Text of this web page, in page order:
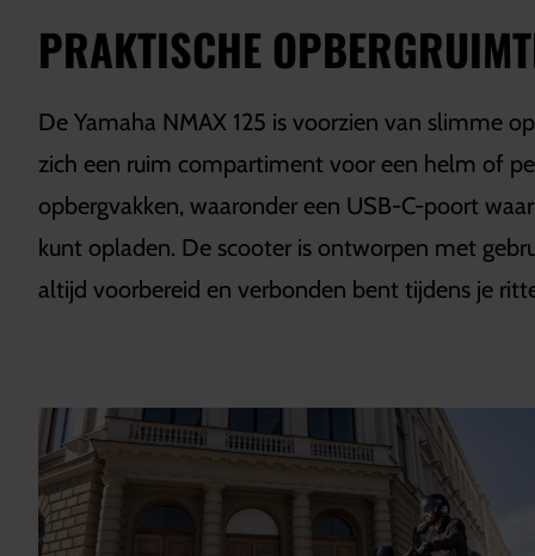
PRAKTISCHE
De Yamaha NMAX 125 is voorzien van slimme
zich een ruim compartiment voor een helm of
opbergvakken, waaronder een USB-C-poort
kunt opladen. De scooter is ontworpen met
altijd voorbereid en verbonden bent tijdens je